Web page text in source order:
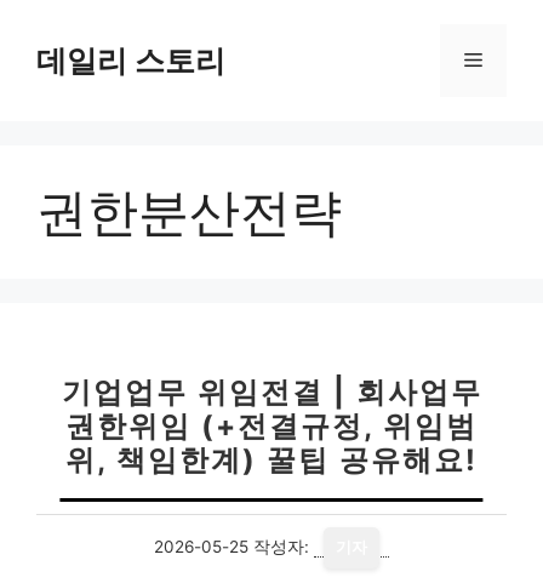
데일리 스토리 메
권한분산전략
기업업무 위임전결 | 회사업무
권한위임 (+전결규정, 위임범
위, 책임한계) 꿀팁 공유해요!
2026-05-25 작성자: